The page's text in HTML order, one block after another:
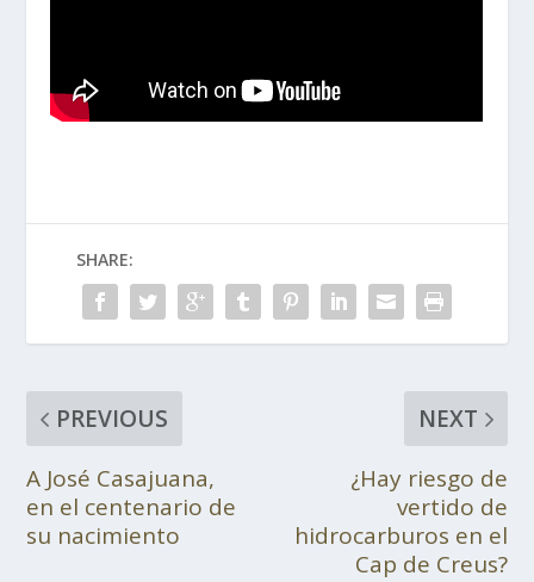
SHARE:
PREVIOUS
A José Casajuana,
en el centenario de
su nacimiento
NEXT
¿Hay riesgo de
vertido de
hidrocarburos en el
Cap de Creus?